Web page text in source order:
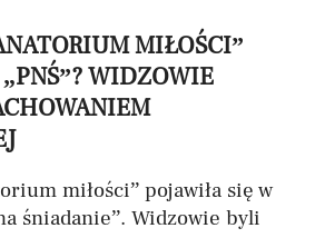
MIŁOŚCI”
WIDZOWIE
miłości” pojawiła się w
śniadanie”. Widzowie byli